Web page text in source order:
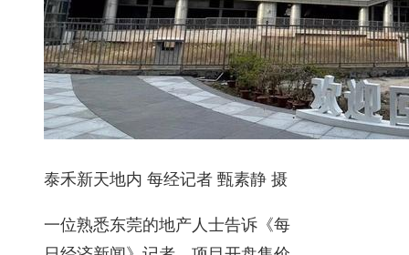
泰禾新天地内 每经记者 甄素静 摄
一位熟悉东莞的地产人士告诉《每